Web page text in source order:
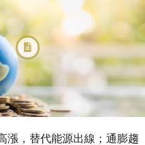
漲，替代能源出線；通膨趨